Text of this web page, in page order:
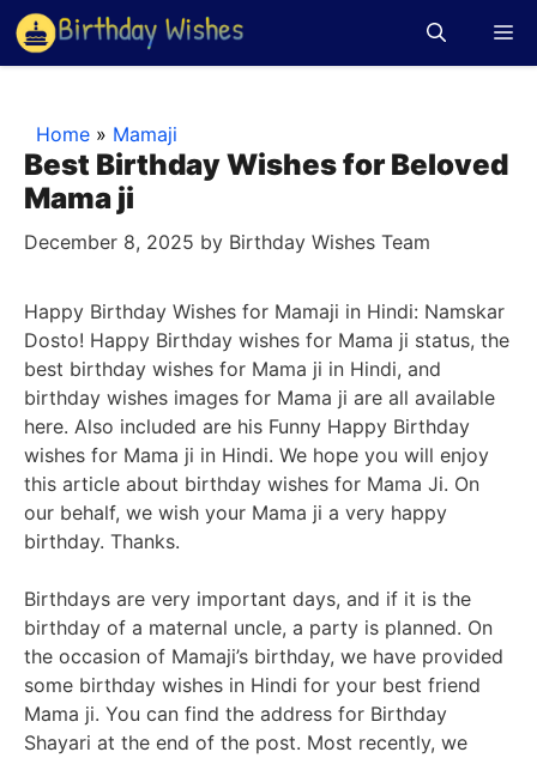
Skip
to
content
Home » Mamaji
Best Birthday Wishes for Beloved
Mama ji
December 8, 2025 by Birthday Wishes Team
Happy Birthday Wishes for Mamaji in Hindi: Namskar
Dosto! Happy Birthday wishes for Mama ji status, the
best birthday wishes for Mama ji in Hindi, and
birthday wishes images for Mama ji are all available
here. Also included are his Funny Happy Birthday
wishes for Mama ji in Hindi. We hope you will enjoy
this article about birthday wishes for Mama Ji. On
our behalf, we wish your Mama ji a very happy
birthday. Thanks.
Birthdays are very important days, and if it is the
birthday of a maternal uncle, a party is planned. On
the occasion of Mamaji’s birthday, we have provided
some birthday wishes in Hindi for your best friend
Mama ji. You can find the address for Birthday
Shayari at the end of the post. Most recently, we